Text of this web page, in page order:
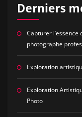
Derniers
Capturer
photographe
Exploration
Exploration
Photo